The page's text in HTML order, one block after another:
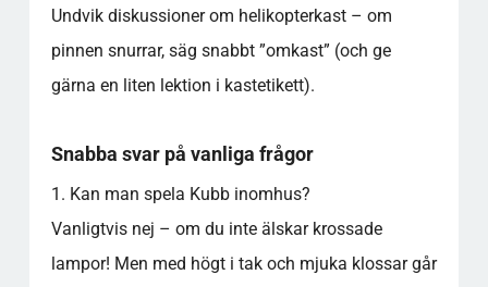
Undvik diskussioner om helikopterkast – om
pinnen snurrar, säg snabbt ”omkast” (och ge
gärna en liten lektion i kastetikett).
Snabba svar på vanliga frågor
1. Kan man spela Kubb inomhus?
Vanligtvis nej – om du inte älskar krossade
lampor! Men med högt i tak och mjuka klossar går